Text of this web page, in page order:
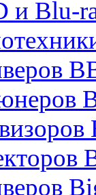
и Blu-